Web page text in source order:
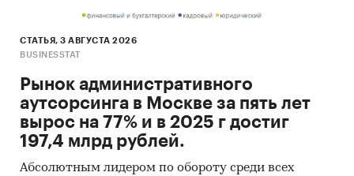
СТАТЬЯ, 3 АВГУСТА 2026
BUSINESSTAT
Рынок административного
аутсорсинга в Москве за пять лет
вырос на 77% и в 2025 г достиг
197,4 млрд рублей.
Абсолютным лидером по обороту среди всех